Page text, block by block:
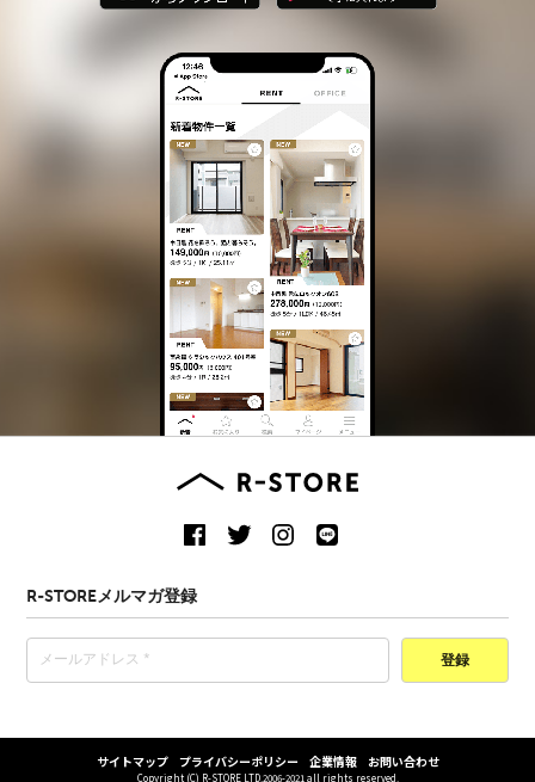
R-STOREメルマガ登録
登録
サイトマップ プライバシーポリシー 企業情報 お問い合わせ
Copyright (C) R-STORE LTD.2006-2021 all rights reserved.